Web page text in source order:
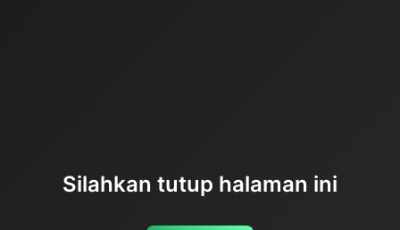
Silahkan tutup halaman ini